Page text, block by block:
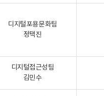
디지털포용문화팀
정택진
디지털접근성팀
김민수